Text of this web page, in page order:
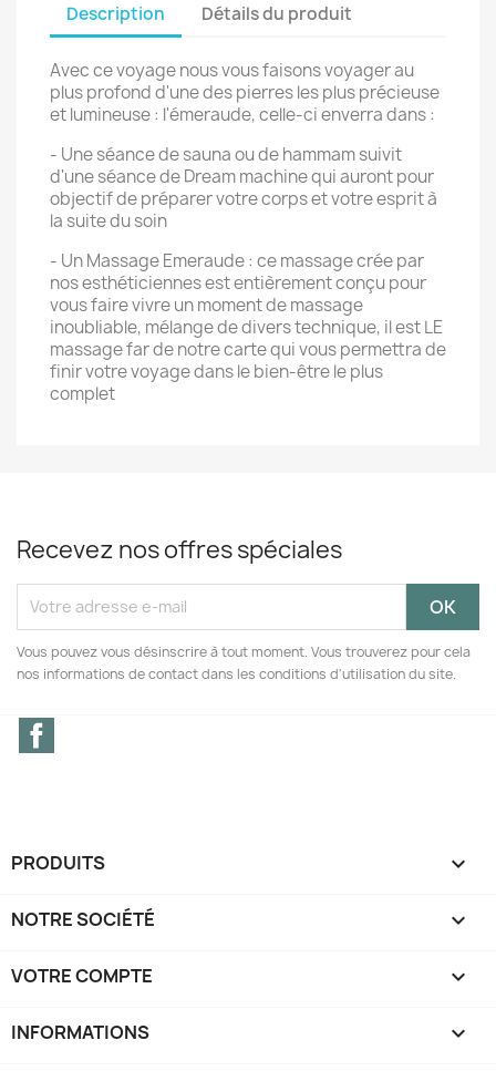
Description Détails du produit
Avec ce voyage nous vous faisons voyager au
plus profond d'une des pierres les plus précieuse
et lumineuse : l'émeraude, celle-ci enverra dans :
- Une séance de sauna ou de hammam suivit
d'une séance de Dream machine qui auront pour
objectif de préparer votre corps et votre esprit à
la suite du soin
- Un Massage Emeraude : ce massage crée par
nos esthéticiennes est entièrement conçu pour
vous faire vivre un moment de massage
inoubliable, mélange de divers technique, il est LE
massage far de notre carte qui vous permettra de
finir votre voyage dans le bien-être le plus
complet
Recevez nos offres spéciales
Vous pouvez vous désinscrire à tout moment. Vous trouverez pour cela
nos informations de contact dans les conditions d'utilisation du site.
PRODUITS 
NOTRE SOCIÉTÉ 
VOTRE COMPTE 
INFORMATIONS keyboard_arrow_down